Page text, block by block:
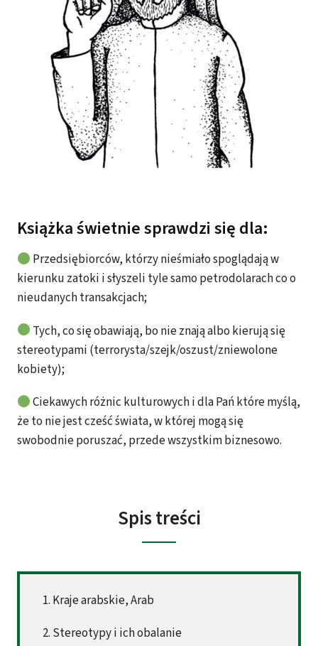
Książka świetnie sprawdzi się dla:
Przedsiębiorców, którzy nieśmiało spoglądają w
kierunku zatoki i słyszeli tyle samo petrodolarach co o
nieudanych transakcjach;
Tych, co się obawiają, bo nie znają albo kierują się
stereotypami (terrorysta/szejk/oszust/zniewolone
kobiety);
Ciekawych różnic kulturowych i dla Pań które myślą,
że to nie jest cześć świata, w której mogą się
swobodnie poruszać, przede wszystkim biznesowo.
Spis treści
1. Kraje arabskie, Arab
2. Stereotypy i ich obalanie